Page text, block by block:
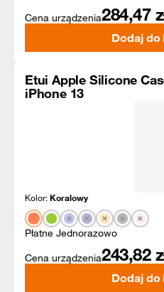
Cena urządzenia284,47
Dodaj do
Etui Apple Silicone
iPhone 13
Kolor:Koralowy
Płatne Jednorazowo
Cena urządzenia243,82
Dodaj do